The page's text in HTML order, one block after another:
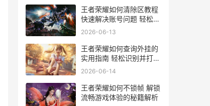
王者荣耀如何清除区教程
快速解决账号问题 轻松恢
复游戏体验
2026-06-13
王者荣耀如何查询外挂的
实用指南 轻松识别并打击
作弊行为
2026-06-14
王者荣耀如何不锁帧 解锁
流畅游戏体验的秘籍解析